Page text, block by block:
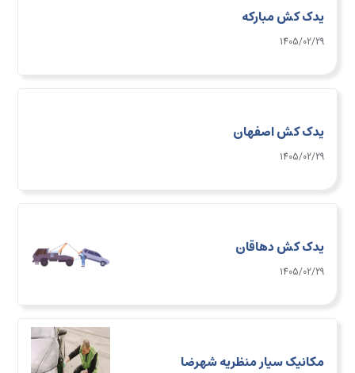
یدک کش مبارکه
1405/02/29
یدک کش اصفهان
1405/02/29
یدک کش دهاقان
1405/02/29
مکانیک سیار منظریه شهرضا